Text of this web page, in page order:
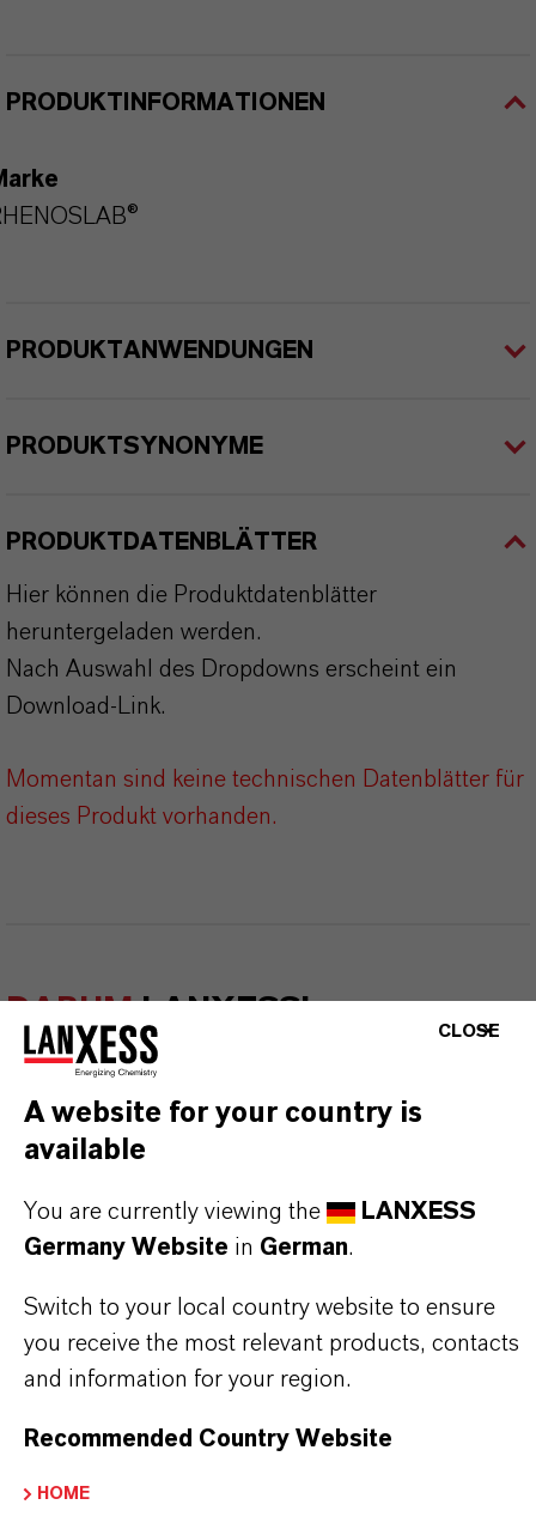
PRODUKTINFORMATIONEN
PRODUKTANWENDUNGEN
PRODUKTSYNONYME
PRODUKTDATENBLÄTTER
Hier können die Produktdatenblätter
heruntergeladen werden.
Nach Auswahl des Dropdowns erscheint ein
Download-Link.
Momentan sind keine technischen Datenblätter für
dieses Produkt vorhanden.
DARUMLANXESS!
Als führendes Spezialchemieunternehmen bieten
wir weit mehr als nur hochwertige Produkte: Wir
stehen für Zuverlässigkeit, Innovationskraft und
unseres Handelns stehen jedoch Sie: unsere
Kunden. Unsere Kunden profitieren von
maßgeschneiderten Lösungen, globaler Präsenz
und einem tiefen Verständnis ihrer Märkte. Hier
finden Sie gleich elf überzeugende Gründe, warum
ist.
CLOSE
A website for your country is
available
You are currently viewing the
LANXESS
Germany Website in German.
Switch to your local country website to ensure
you receive the most relevant products, contacts
and information for your region.
Recommended Country Website
HOME